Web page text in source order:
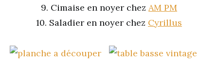
9. Cimaise en noyer chez AM PM
10. Saladier en noyer chez Cyrillus